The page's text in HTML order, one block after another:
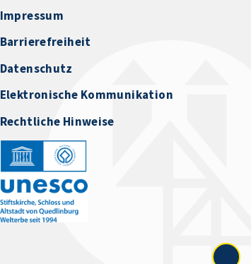
Impressum
Barrierefreiheit
Datenschutz
Elektronische Kommunikation
Rechtliche Hinweise